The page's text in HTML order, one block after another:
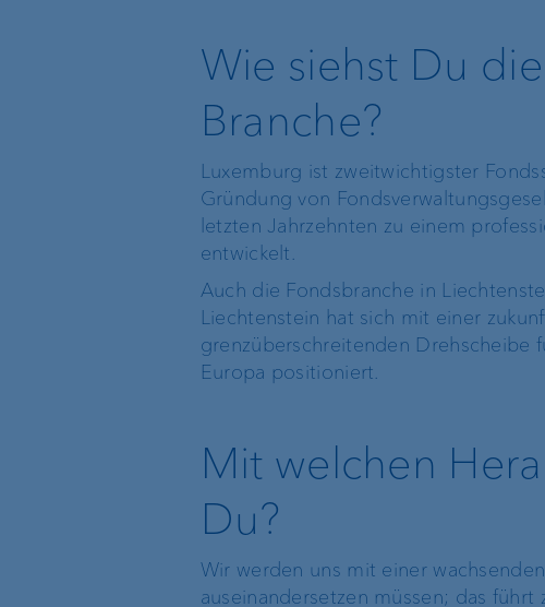
Wie siehst Du
Branche?
Luxemburg ist zweitwichtigster
Gründung von
letzten Jahrzehnten zu einem
entwickelt.
Auch die Fondsbranche in
Liechtenstein hat sich mit einer
grenzüberschreitenden Drehscheibe
Europa positioniert.
Mit welchen
Du?
Wir werden uns mit einer
auseinandersetzen müssen; das